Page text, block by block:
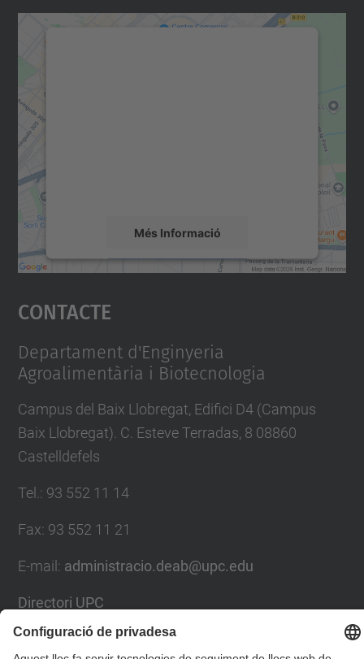
Més Informació
Accepta
powered by
Contacte
Departament d'Enginyeria
Agroalimentària i Biotecnologia
Campus del Baix Llobregat, Edifici D4 (Campus
Baix Llobregat). C. Esteve Terradas, 8 08860
Castelldefels
Tel. : 93 552 11 14
Fax: 93 552 11 21
E-mail : administracio.deab@upc.edu
Directori UPC
Formulari de contacte